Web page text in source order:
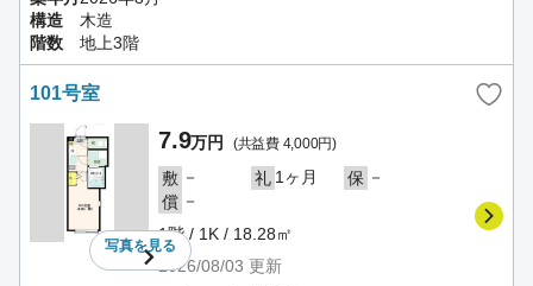
構造
木造
階数
地上3階
101号室
写真を見る
7.9万円 (共益費 4,000円)
敷 － 礼 1ヶ月 保 －
償 －
1階 / 1K / 18.28㎡
2026/08/03 更新